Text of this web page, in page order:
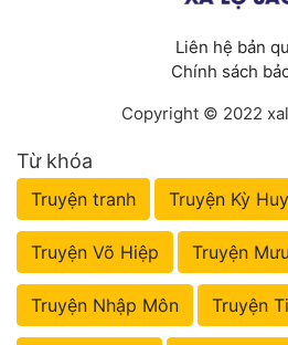
Liên hệ bản
Chính sách
Copyright © 2022
Từ khóa
Truyện tranh Truyện Kỳ
Truyện Võ Hiệp Truyện
Truyện Nhập Môn Truyện